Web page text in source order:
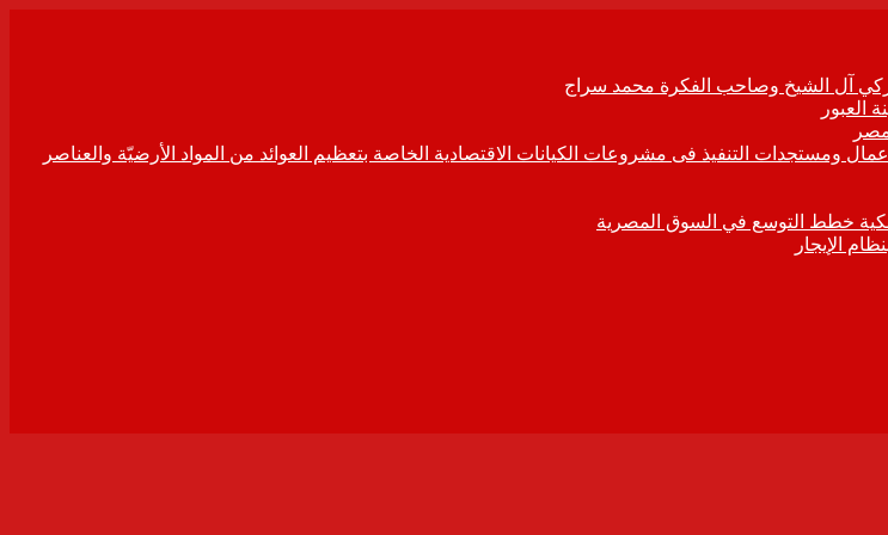
تركي آل الشيخ وصاحب الفكرة محمد سراج
ومستجدات التنفيذ فى مشروعات الكيانات الاقتصادية الخاصة بتعظيم العوائد من المواد الأرضيّة والعناصر
الإيجار